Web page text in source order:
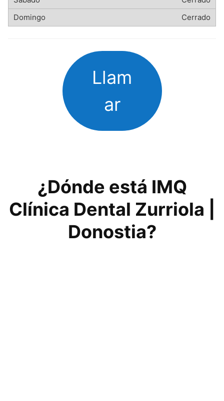
Cerrado
Llam
ar
¿Dónde está IMQ
Clínica Dental Zurriola |
Donostia?